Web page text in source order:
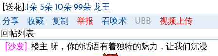
[送花]:1朵 5朵 10朵 99朵 龙王
分享
收藏 复制 举报 召唤术 UBB
视频上传
回帖列表:
[沙发] . 楼主 呀，你的话语有着独特的魅力，让我们沉浸